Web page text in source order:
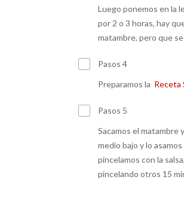
Luego ponemos en la
por 2 o 3 horas, hay
matambre, pero que
Pasos 4
Preparamos la Receta
Pasos 5
Sacamos el matambre
medio bajo y lo
pincelamos con la
pincelando otros 15